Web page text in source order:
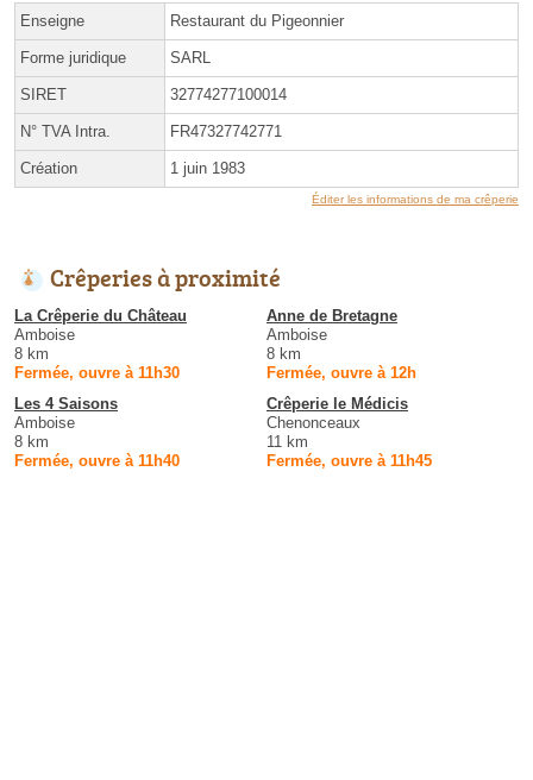
Enseigne Restaurant du Pigeonnier
Forme juridique SARL
SIRET 32774277100014
N° TVA Intra. FR47327742771
Création 1 juin 1983
Éditer les informations de ma crêperie
Crêperies à proximité
La Crêperie du Château
Amboise
8 km
Fermée, ouvre à 11h30
Anne de Bretagne
Amboise
8 km
Fermée, ouvre à 12h
Les 4 Saisons
Amboise
8 km
Fermée, ouvre à 11h40
Crêperie le Médicis
Chenonceaux
11 km
Fermée, ouvre à 11h45